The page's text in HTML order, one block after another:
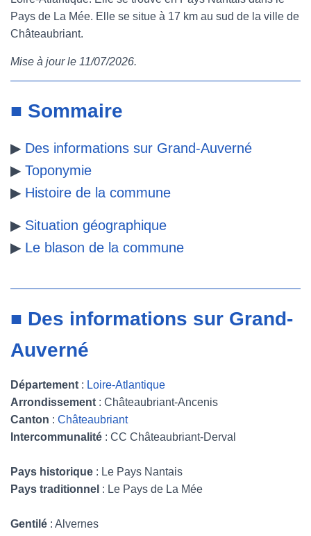
e t t b
Pays de La Mée. Elle se situe à 17 km au sud de la ville de
Châteaubriant.
Mise à jour le 11/07/2026.
■ Sommaire
▶ Des informations sur Grand-Auverné
▶ Toponymie
▶ Histoire de la commune
▶ Situation géographique
▶ Le blason de la commune
■ Des informations sur Grand-
Auverné
Département : Loire-Atlantique
Arrondissement : Châteaubriant-Ancenis
Canton : Châteaubriant
Intercommunalité : CC Châteaubriant-Derval
Pays historique : Le Pays Nantais
Pays traditionnel : Le Pays de La Mée
Gentilé : Alvernes